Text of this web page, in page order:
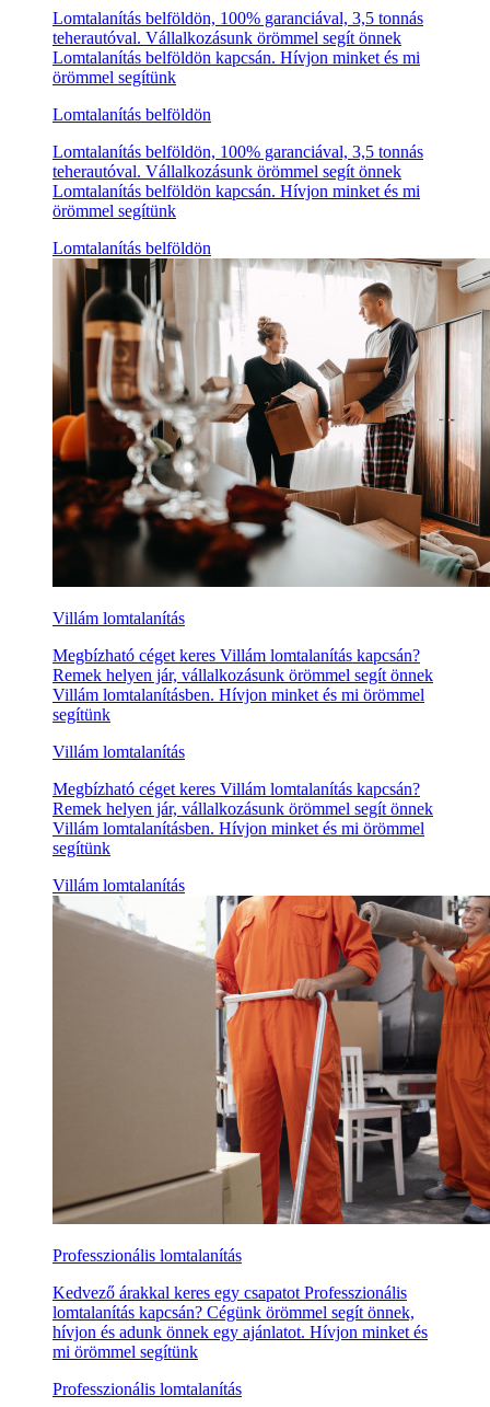
Lomtalanítás belföldön, 100% garanciával, 3,5 tonnás
teherautóval. Vállalkozásunk örömmel segít önnek
Lomtalanítás belföldön kapcsán. Hívjon minket és mi
örömmel segítünk
Lomtalanítás belföldön
Lomtalanítás belföldön, 100% garanciával, 3,5 tonnás
teherautóval. Vállalkozásunk örömmel segít önnek
Lomtalanítás belföldön kapcsán. Hívjon minket és mi
örömmel segítünk
Lomtalanítás belföldön
Villám lomtalanítás
Megbízható céget keres Villám lomtalanítás kapcsán?
Remek helyen jár, vállalkozásunk örömmel segít önnek
Villám lomtalanításben. Hívjon minket és mi örömmel
segítünk
Villám lomtalanítás
Megbízható céget keres Villám lomtalanítás kapcsán?
Remek helyen jár, vállalkozásunk örömmel segít önnek
Villám lomtalanításben. Hívjon minket és mi örömmel
segítünk
Villám lomtalanítás
Professzionális lomtalanítás
Kedvező árakkal keres egy csapatot Professzionális
lomtalanítás kapcsán? Cégünk örömmel segít önnek,
hívjon és adunk önnek egy ajánlatot. Hívjon minket és
mi örömmel segítünk
Professzionális lomtalanítás